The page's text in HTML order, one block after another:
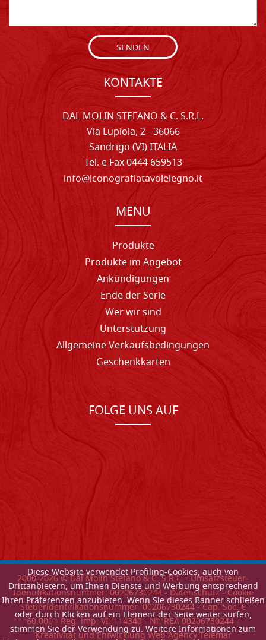
Diese Website verwendet Profiling-Cookies, auch von
Drittanbietern, um Ihnen Dienste und Werbung entsprechend
Ihren Präferenzen anzubieten. Wenn Sie dieses Banner schließen
oder durch Klicken auf ein Element der Seite weiter surfen,
stimmen Sie der Verwendung zu. Weitere Informationen zum
SENDEN
KONTAKTE
DAL MOLIN STEFANO & C. S.R.L.
Via Lupiola, 2 - 36066
Sandrigo (VI) ITALIA
Tel. e Fax 0444 659513
info@iconografiatavolelegno.it
MENU
Produkte
Produkte im Angebot
Ankündigungen
Ende der Serie
Wer wir sind
Unterstutzung
Allgemeine Verkaufsbedingungen
Geschenkkarten
FOLGE UNS AUF
2000-2026© Dal Molin Stefano & C. S.R.L. - Umsatzsteuer-
Identifikationsnummer: 00206730244 -Datenschutz-Cookie
Steueridentifikationsnummer: 00206730244 - Cap. Soc. €
60.000 - Reg. imp. VI: 114340 - Nr. REA 00206730244 -
Kreativitat und Entwicklung Web Agency Telemar